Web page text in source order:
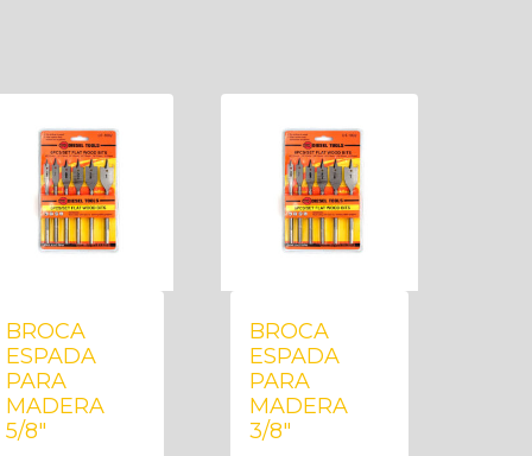
BROCA
ESPADA
PARA
MADERA
5/8″
BROCA
ESPADA
PARA
MADERA
3/8″